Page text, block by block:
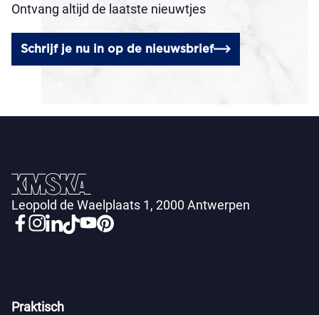
Ontvang altijd de laatste nieuwtjes
Schrijf je nu in op de nieuwsbrief
Leopold de Waelplaats 1, 2000 Antwerpen
Praktisch